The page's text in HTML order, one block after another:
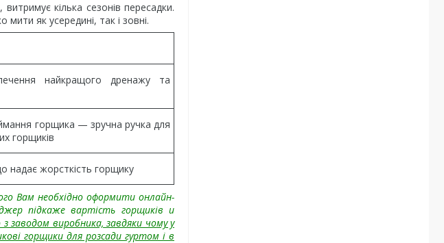
кілька сезонів пересадки.
як усередині, так і зовні.
найкращого дренажу та
горщика — зручна ручка для
горщиків
надає жорсткість горщику
Вам необхідно оформити онлайн-
підкаже вартість горщиків и
заводом виробника, завдяки чому у
горщики для розсади гуртом і в